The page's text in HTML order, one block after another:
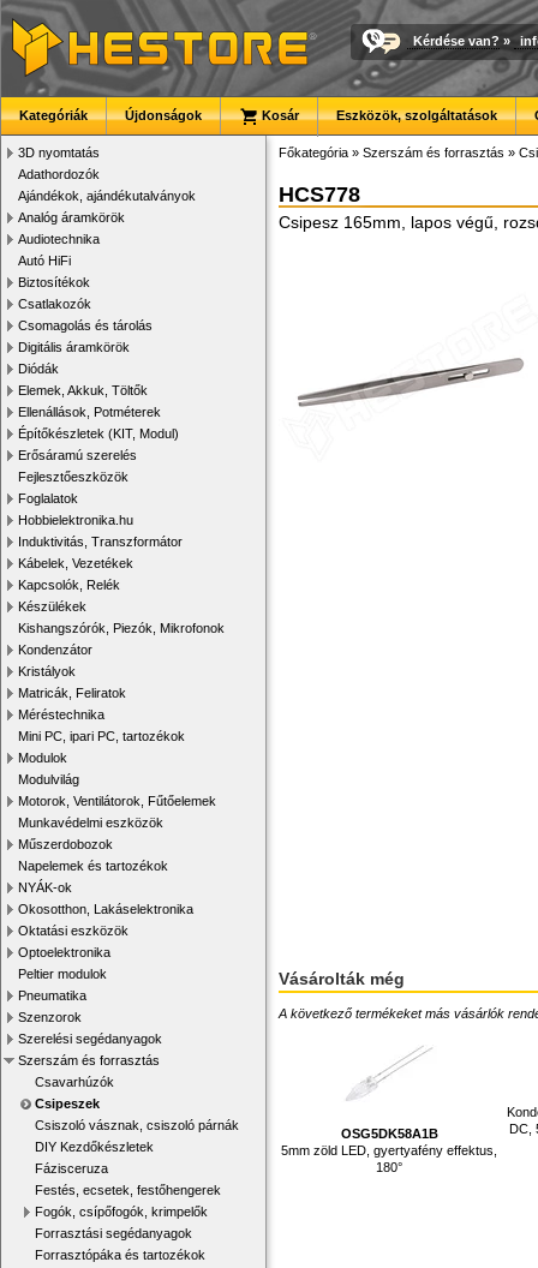
Kérdése van? »
Kategóriák Újdonságok Kosár Eszközök, szolgáltatások
3D nyomtatás
Adathordozók
Ajándékok, ajándékutalványok
Analóg áramkörök
Audiotechnika
Autó HiFi
Biztosítékok
Csatlakozók
Csomagolás és tárolás
Digitális áramkörök
Diódák
Elemek, Akkuk, Töltők
Ellenállások, Potméterek
Építőkészletek (KIT, Modul)
Erősáramú szerelés
Fejlesztőeszközök
Foglalatok
Hobbielektronika.hu
Induktivitás, Transzformátor
Kábelek, Vezetékek
Kapcsolók, Relék
Készülékek
Kishangszórók, Piezók, Mikrofonok
Kondenzátor
Kristályok
Matricák, Feliratok
Méréstechnika
Mini PC, ipari PC, tartozékok
Modulok
Modulvilág
Motorok, Ventilátorok, Fűtőelemek
Munkavédelmi eszközök
Műszerdobozok
Napelemek és tartozékok
NYÁK-ok
Okosotthon, Lakáselektronika
Oktatási eszközök
Optoelektronika
Peltier modulok
Pneumatika
Szenzorok
Szerelési segédanyagok
Szerszám és forrasztás
Csavarhúzók
Csipeszek
Csiszoló vásznak, csiszoló párnák
DIY Kezdőkészletek
Fázisceruza
Festés, ecsetek, festőhengerek
Fogók, csípőfogók, krimpelők
Forrasztási segédanyagok
Forrasztópáka és tartozékok
Főkategória » Szerszám és forrasztás »
HCS778
Csipesz 165mm, lapos végű,
Vásárolták még
A következő termékeket más vásárlók
OSG5DK58A1B
5mm zöld LED, gyertyafény effektus,
180°
DC,